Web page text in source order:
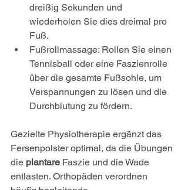
dreißig Sekunden und
wiederholen Sie dies dreimal pro
Fuß.
Fußrollmassage: Rollen Sie einen
Tennisball oder eine Faszienrolle
über die gesamte Fußsohle, um
Verspannungen zu lösen und die
Durchblutung zu fördern.
Gezielte Physiotherapie ergänzt das
Fersenpolster optimal, da die Übungen
die plantare Faszie und die Wade
entlasten. Orthopäden verordnen